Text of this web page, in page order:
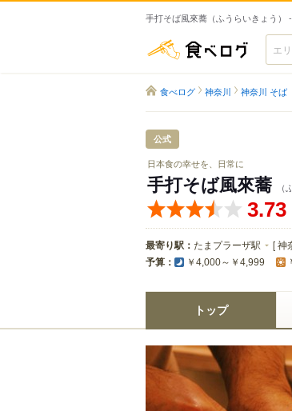
手打そば風來蕎（ふうらいきょう）
食べログ
食べログ 神奈川 神奈川 そば
公式
日本食の幸せを、日常に
手打そば風來蕎 （
3.73
最寄り駅： たまプラーザ駅 [神
予算： ￥4,000～￥4,999
トップ